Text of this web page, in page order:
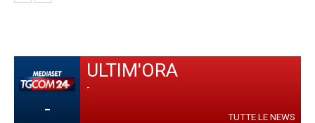
-
ULTIM'ORA
-
TUTTE LE NEWS